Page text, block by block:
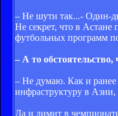
– Не шути так...- Один-
Не секрет, что в Астане
футбольных программ
– А то
– Не думаю. Как и ранее
инфраструктуру в
Да и лимит в